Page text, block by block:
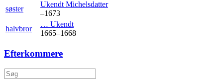
søster
Ukendt Michelsdatter
–1673
halvbror
… Ukendt
1665–1668
Efterkommere